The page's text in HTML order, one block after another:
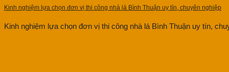
Kinh nghiệm lựa chọn đơn vị thi công nhà lá Bình Thuận uy tín, chuyên nghiệp
Kinh nghiệm lựa chọn đơn vị thi công nhà lá Bình Thuận uy tín,